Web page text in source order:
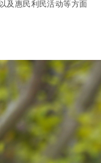
及惠民利民活动等方面